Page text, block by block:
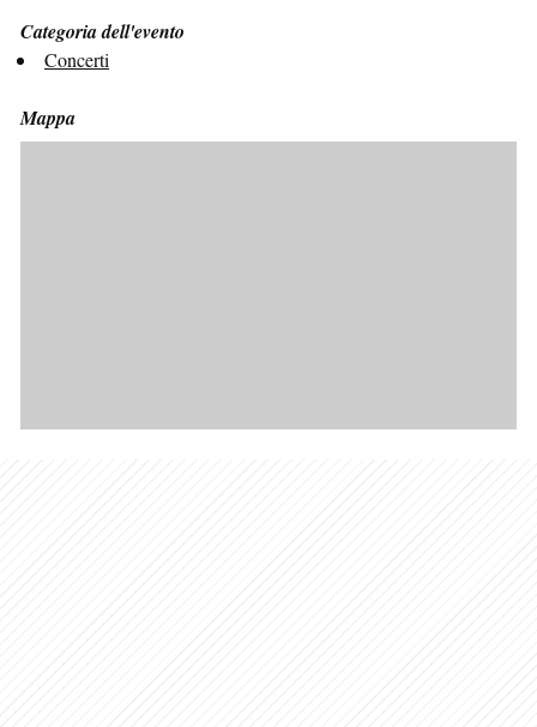
Categoria dell'evento
Concerti
Mappa